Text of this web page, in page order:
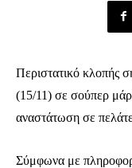
Περιστατικό κλοπής
(15/11) σε σούπερ
αναστάτωση σε
Σύμφωνα με